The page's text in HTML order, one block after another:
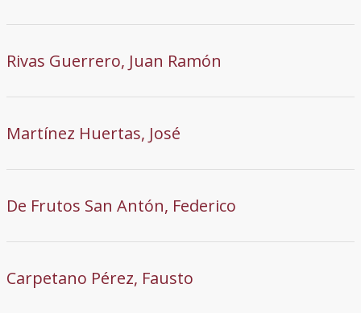
Rivas Guerrero, Juan Ramón
Martínez Huertas, José
De Frutos San Antón, Federico
Carpetano Pérez, Fausto